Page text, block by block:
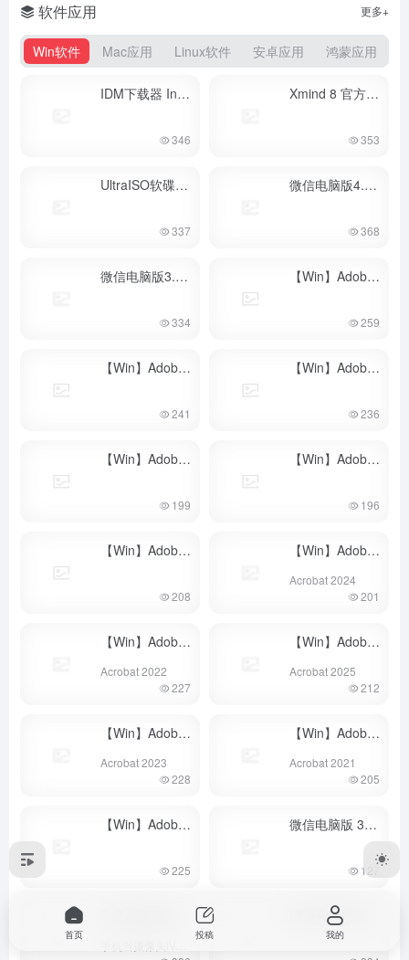
软件应用
Win软件 Mac应用 Linux软件 安卓应用 鸿蒙应用
更多+
IDM下载器 Internet Download Manager v6.42.53 多语言中文破解版
346
Xmind 8 官方原版安装包（附破解激活工具）
353
UltraISO软碟通 9.X
337
微信电脑版4.X（多开，防撤回）
368
微信电脑版3.X(多开，防撤回) - 最新版
334
【Win】Adobe XD 2025·官网完美破解版
259
【Win】Adobe XD 2024·官网完美破解版 - 最新版
241
【Win】Adobe XD 2023·官网完美破解版
236
【Win】Adobe XD 2022·官网完美破解版 - 最新版
199
【Win】Adobe XD 2021·官网完美破解版
196
【Win】Adobe XD 2020·官网完美破解版 -
208
【Win】Adobe Acrobat DC 2024·官网完美破解版
Acrobat 2024
201
【Win】Adobe Acrobat DC 2022·官网完美破解版
Acrobat 2022
227
【Win】Adobe Acrobat DC 2025·官网完美破解版
Acrobat 2025
212
【Win】Adobe Acrobat DC 2023·官网完美破解版
Acrobat 2023
228
【Win】Adobe Acrobat DC 2021·官网完美破解版
Acrobat 2021
205
【Win】Adobe Acrobat DC 2020·官网完美破解版
225
微信电脑版 3.X (多开，防撤回)
127
首页 投稿 我的